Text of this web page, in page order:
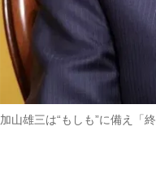
加山雄三は“もしも”に備え「